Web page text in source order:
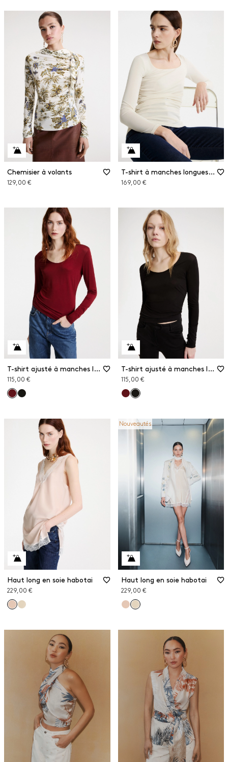
Chemisier à volants
129,00 €
T-shirt à manches longues en jersey crêpe
169,00 €
T-shirt ajusté à manches longues
115,00 €
T-shirt ajusté à manches longues
115,00 €
Haut long en soie habotai
229,00 €
Nouveautés
Haut long en soie habotai
229,00 €